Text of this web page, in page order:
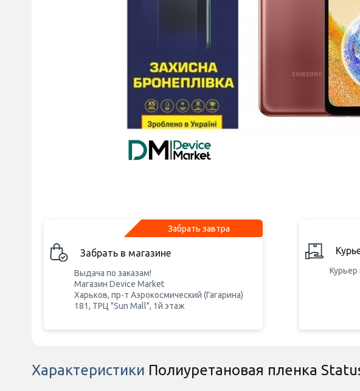
Забрать завтра
Забрать в магазине
Выдача по заказам!
Магазин Device Market
Харьков, пр-т Аэрокосмический (Гагарина)
181, ТРЦ "Sun Mall", 1й этаж
Курьер
Характеристики Полиуретановая пленка